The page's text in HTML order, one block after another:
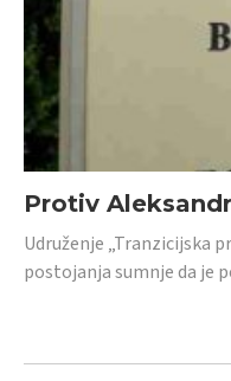
Protiv
Udruženje „Tranzicijska
postojanja sumnje da je